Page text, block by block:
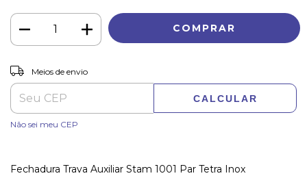
Entregas para o CEP:
Meios de envio
CALCULAR
Não sei meu CEP
Fechadura Trava Auxiliar Stam 1001 Par Tetra Inox